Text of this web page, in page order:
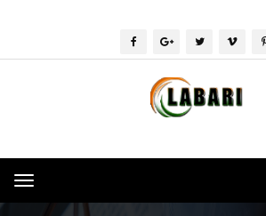
Toggle
navigation